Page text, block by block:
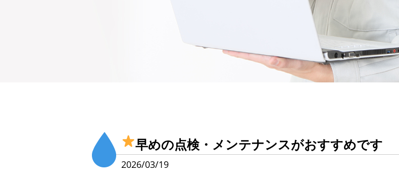
早めの点検・メンテナンスがおすすめです
2026/03/19